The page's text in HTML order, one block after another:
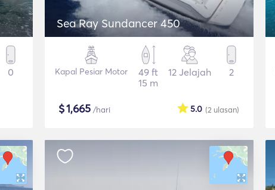
0
Sea Ray Sundancer 450
Kapal Pesiar Motor
49 ft
15 m
12 Jelajah 2
$1,665 /hari (2 ulasan)
5.0